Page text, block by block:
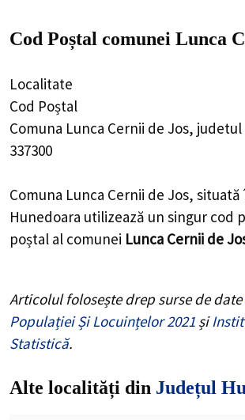
Cod Poștal comunei Lunca
Localitate
Cod Poștal
Comuna Lunca Cernii de Jos,
337300
Comuna Lunca Cernii de Jos,
Hunedoara utilizează un singur cod
poștal al comunei Lunca Cernii de
Articolul folosește drep surse de date
Populației Și Locuințelor 2021 și
Statistică.
Alte localități din Județul